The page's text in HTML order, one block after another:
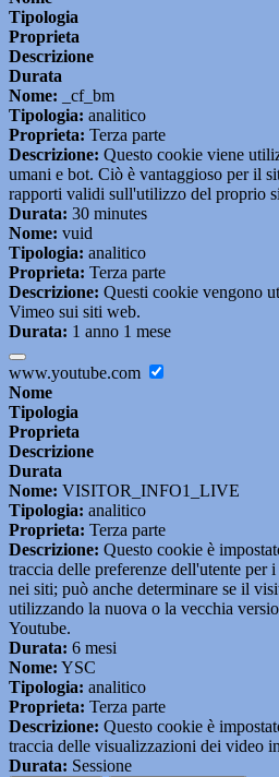
Tipologia
Proprieta
Descrizione
Durata
Nome: _cf_bm
Tipologia: analitico
Proprieta: Terza parte
Descrizione: Questo cookie viene
umani e bot. Ciò è vantaggioso per il
rapporti validi sull'utilizzo del proprio
Durata: 30 minutes
Nome: vuid
Tipologia: analitico
Proprieta: Terza parte
Descrizione: Questi cookie vengono
Vimeo sui siti web.
Durata: 1 anno 1 mese
www.youtube.com
Nome
Tipologia
Proprieta
Descrizione
Durata
Nome: VISITOR_INFO1_LIVE
Tipologia: analitico
Proprieta: Terza parte
Descrizione: Questo cookie è
traccia delle preferenze dell'utente per
nei siti; può anche determinare se il
utilizzando la nuova o la vecchia
Youtube.
Durata: 6 mesi
Nome: YSC
Tipologia: analitico
Proprieta: Terza parte
Descrizione: Questo cookie è
traccia delle visualizzazioni dei video
Durata: Sessione